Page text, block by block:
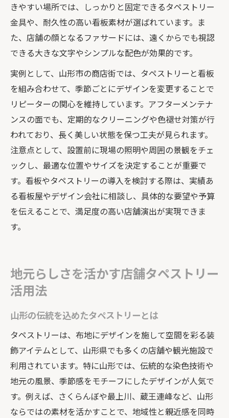
きやすい場所では、しっかりと固定できるタペストリー
金具や、耐久性の高い看板素材が選ばれています。ま
た、店舗の顔となるファサードには、遠くからでも視認
できる大きな文字やシンプルな配色が効果的です。
実例として、山形市の商店街では、タペストリーと看板
を組み合わせて、季節ごとにデザインを変更することで
リピーターの関心を維持しています。アフターメンテナ
ンスの面でも、定期的なクリーニングや色褪せ対策が行
われており、長く美しい状態を保つ工夫が見られます。
注意点として、設置前に現場の照明や周囲の景観をチェ
ックし、最適な位置やサイズを決定することが重要で
す。看板やタペストリーの導入を検討する際は、実績あ
る看板屋やデザイン会社に相談し、具体的な要望や予算
を伝えることで、満足度の高い店舗演出が実現できま
す。
地元らしさを活かす店舗タペストリー
活用法
山形の伝統を込めたタペストリーとは
タペストリーは、布地にデザインを施して空間を彩る装
飾アイテムとして、山形県でも多くの店舗や観光施設で
利用されています。特に山形では、伝統的な染色技術や
地元の風景、季節感をモチーフにしたデザインが人気で
す。例えば、さくらんぼや最上川、蔵王連峰など、山形
ならではの素材を活かすことで、地域性と親近感を同時